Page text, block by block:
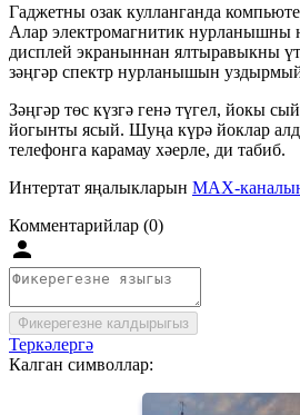
Гаджетны озак кулланганда
Алар электромагнитик нурланышны
дисплей экраныннан ялтыравыкны
зәңгәр спектр нурланышын
Зәңгәр төс күзгә генә түгел, йокы
йогынты ясый. Шуңа күрә йоклар
телефонга карамау хәерле, ди табиб.
Интертат яңалыкларын MAX-
Комментарийлар (0)
Фикерегезне калдырыгыз
Теркәлергә
Калган символлар: